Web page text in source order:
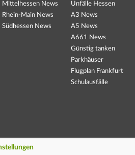
Mittelhessen News
Rhein-Main News
Südhessen News
Unfälle Hessen
A3 News
A5 News
A661 News
Günstig tanken
Parkhäuser
Flugplan Frankfurt
Schulausfälle